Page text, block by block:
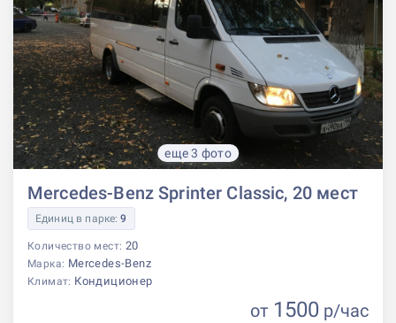
еще 3 фото
Mercedes-Benz Sprinter Classic, 20 мест
Единиц в парке:9
Количество мест: 20
Марка: Mercedes-Benz
Климат: Кондиционер
от 1500 р/час